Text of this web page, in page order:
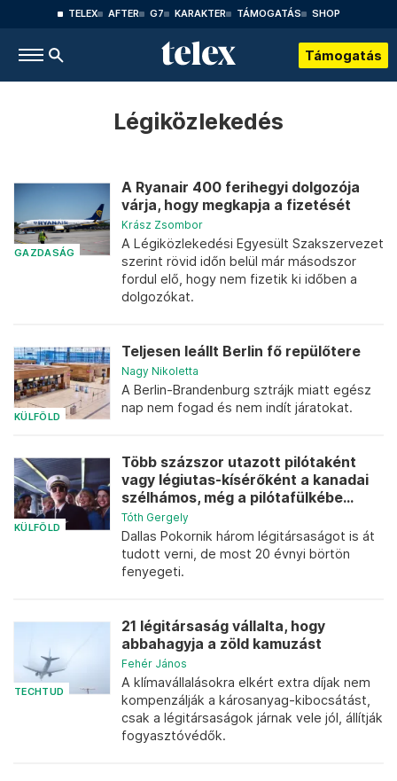
TELEX AFTER G7 KARAKTER TÁMOGATÁS SHOP
Támogatás
Légiközlekedés
GAZDASÁG
A Ryanair 400 ferihegyi dolgozója
várja, hogy megkapja a fizetését
Krász Zsombor
A Légiközlekedési Egyesült Szakszervezet
szerint rövid időn belül már másodszor
fordul elő, hogy nem fizetik ki időben a
dolgozókat.
KÜLFÖLD
Teljesen leállt Berlin fő repülőtere
Nagy Nikoletta
A Berlin-Brandenburg sztrájk miatt egész
nap nem fogad és nem indít járatokat.
KÜLFÖLD
Több százszor utazott pilótaként
vagy légiutas-kísérőként a kanadai
szélhámos, még a pilótafülkébe...
Tóth Gergely
Dallas Pokornik három légitársaságot is át
tudott verni, de most 20 évnyi börtön
fenyegeti.
TECHTUD
21 légitársaság vállalta, hogy
abbahagyja a zöld kamuzást
Fehér János
A klímavállalásokra elkért extra díjak nem
kompenzálják a károsanyag-kibocsátást,
csak a légitársaságok járnak vele jól, állítják
fogyasztóvédők.